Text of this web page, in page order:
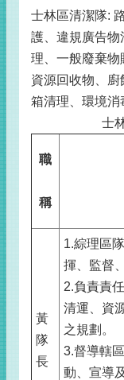
士林區清潔隊:
護、違規廣告物
理、一般廢棄物
資源回收物、
箱清理、環境消
職
稱
士
黃
隊
長
1.綜理區
揮、監督
2.負責責
清運、資
之規劃。
3.督導轄
動、宣導